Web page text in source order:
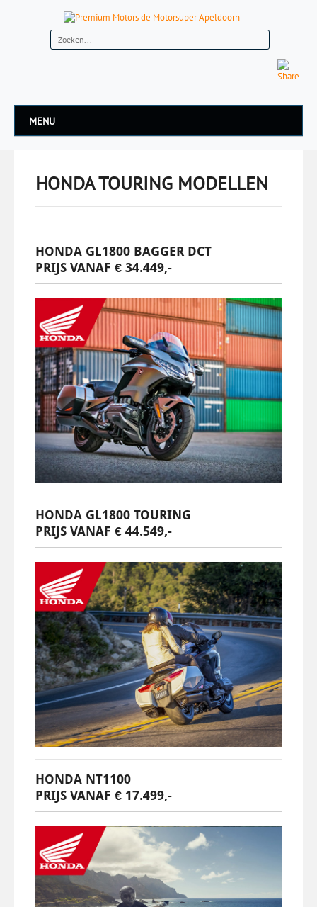
MENU
HONDA TOURING MODELLEN
HONDA GL1800 BAGGER DCT
PRIJS VANAF € 34.449,-
HONDA GL1800 TOURING
PRIJS VANAF € 44.549,-
HONDA NT1100
PRIJS VANAF € 17.499,-